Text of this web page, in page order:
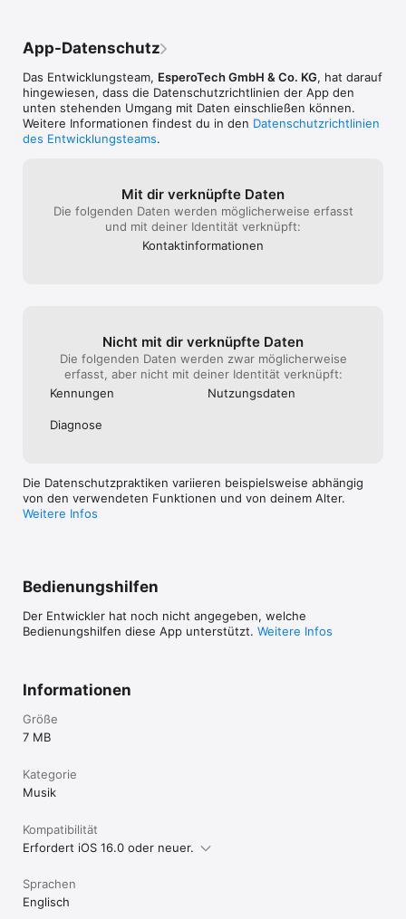
App-Datenschutz
Das Entwicklungsteam, EsperoTech GmbH & Co. KG, hat darauf
hingewiesen, dass die Datenschutz­richtlinien der App den
unten stehenden Umgang mit Daten einschließen können.
Weitere Informationen findest du in den Datenschutzrichtlinien
des Entwicklungsteams.
Mit dir verknüpfte Daten
Die folgenden Daten werden möglicherweise erfasst
und mit deiner Identität verknüpft:
Kontakt­informa­tionen
Nicht mit dir verknüpfte Daten
Die folgenden Daten werden zwar möglicherweise
erfasst, aber nicht mit deiner Identität verknüpft:
Kennungen
Nutzungs­daten
Diagnose
Die Datenschutzpraktiken variieren beispielsweise abhängig
von den verwendeten Funktionen und von deinem Alter.
Weitere Infos
Bedienungshilfen
Der Entwickler hat noch nicht angegeben, welche
Bedienungshilfen diese App unterstützt. Weitere Infos
Informationen
Größe
7 MB
Kategorie
Musik
Kompatibilität
Erfordert iOS 16.0 oder neuer.
Sprachen
Englisch